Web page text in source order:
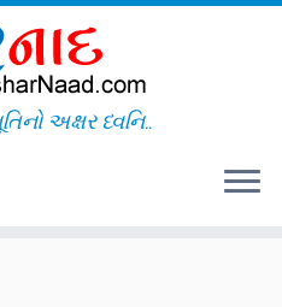
અક્ષર ધ્વનિ..